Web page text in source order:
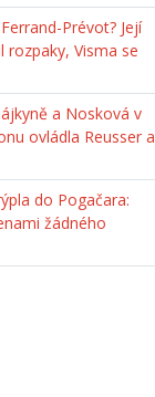
Prévot? Její
rozpaky, Visma se
a Nosková v
ovládla Reusser a
do Pogačara:
žádného